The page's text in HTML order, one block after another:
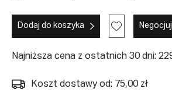
Dodaj do koszyka
Najniższa cena z ostatnich 30 dni:
Koszt dostawy od: 75,00 zł